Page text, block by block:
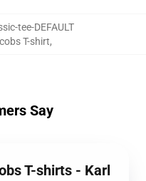
tee-DEFAULT
T-shirt,
Say
T-shirts - Karl